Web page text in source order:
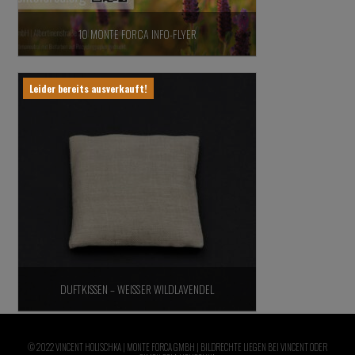
10 MONTE FORCA INFO-FLYER
0,00€inkl. 19% MwSt.,zzgl. Versandkosten
In den Warenkorb
Leider bereits ausverkauft!
DUFTKISSEN – WEISSER WILDLAVENDEL
15,00€
© 2022 VINCENT HOLISCHKA | MONTE FORCA GMBH | BILDRECHTE LIEGEN BEI VINCENT ODER